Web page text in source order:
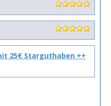
25€ Starguthaben ++